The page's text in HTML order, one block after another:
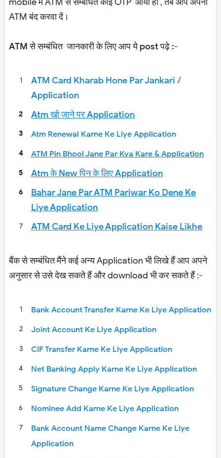
ATM बंद करवा दें।
ATM से सम्बंधित जानकारी के लिए आप ये post पढ़े :-
ATM Card Kharab Hone Par Jankari /
Application
Atm खो जाने पर Application
Atm Renewal Karne Ke Liye Application
ATM Pin Bhool Jane Par Kya Kare & Application
Atm के New पिन के लिए Application
Bahar Jane Par ATM Pariwar Ko Dene Ke
Liye Application
ATM Card Ke Liye Application Kaise Likhe
बैंकसे सम्बंधित मैंने कई अन्य Application भी लिखे हैं आप अपने
अनुसार से उसे देख सकते हैं और download भी कर सकते हैं :-
Bank Account Transfer Karne Ke Liye Application
Joint Account Ke Liye Application
CIF Transfer Karne Ke Liye Application
Net Banking Apply Karne Ke Liye Application
Signature Change Karne Ke Liye Application
Nominee Add Karne Ke Liye Application
Bank Account Name Change Karne Ke Liye
Application